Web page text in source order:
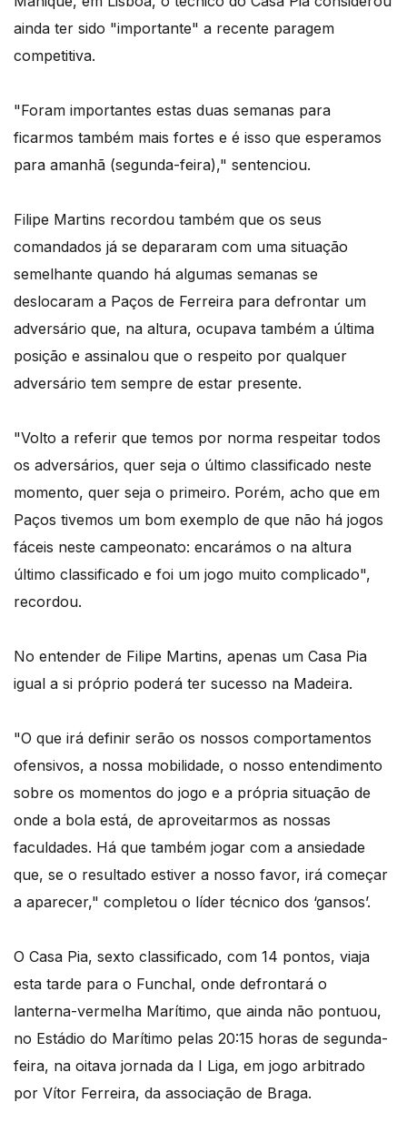
ainda ter sido "importante" a recente paragem
competitiva.
"Foram importantes estas duas semanas para
ficarmos também mais fortes e é isso que esperamos
para amanhã (segunda-feira)," sentenciou.
Filipe Martins recordou também que os seus
comandados já se depararam com uma situação
semelhante quando há algumas semanas se
deslocaram a Paços de Ferreira para defrontar um
adversário que, na altura, ocupava também a última
posição e assinalou que o respeito por qualquer
adversário tem sempre de estar presente.
"Volto a referir que temos por norma respeitar todos
os adversários, quer seja o último classificado neste
momento, quer seja o primeiro. Porém, acho que em
Paços tivemos um bom exemplo de que não há jogos
fáceis neste campeonato: encarámos o na altura
último classificado e foi um jogo muito complicado",
recordou.
No entender de Filipe Martins, apenas um Casa Pia
igual a si próprio poderá ter sucesso na Madeira.
"O que irá definir serão os nossos comportamentos
ofensivos, a nossa mobilidade, o nosso entendimento
sobre os momentos do jogo e a própria situação de
onde a bola está, de aproveitarmos as nossas
faculdades. Há que também jogar com a ansiedade
que, se o resultado estiver a nosso favor, irá começar
a aparecer," completou o líder técnico dos ‘gansos’.
O Casa Pia, sexto classificado, com 14 pontos, viaja
esta tarde para o Funchal, onde defrontará o
lanterna-vermelha Marítimo, que ainda não pontuou,
no Estádio do Marítimo pelas 20:15 horas de segunda-
feira, na oitava jornada da I Liga, em jogo arbitrado
por Vítor Ferreira, da associação de Braga.